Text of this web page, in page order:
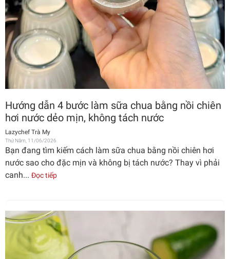
Hướng dẫn 4 bước làm sữa chua bằng nồi chiên
hơi nước dẻo mịn, không tách nước
Lazychef Trà My
Thứ Năm, 11/06/2026
Bạn đang tìm kiếm cách làm sữa chua bằng nồi chiên hơi
nước sao cho đặc mịn và không bị tách nước? Thay vì phải
canh... Đọc tiếp